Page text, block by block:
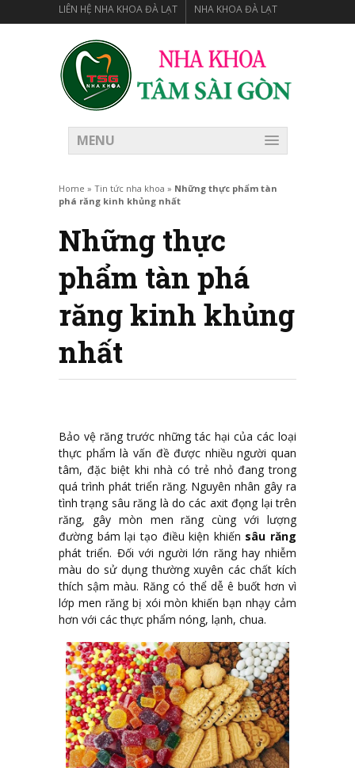
LIÊN HỆ NHA KHOA ĐÀ LẠT NHA KHOA ĐÀ LẠT
MENU
Home » Tin tức nha khoa » Những thực phẩm tàn
phá răng kinh khủng nhất
Những thực
phẩm tàn phá
răng kinh khủng
nhất
Bảo vệ răng trước những tác hại của các loại
thực phẩm là vấn đề được nhiều người quan
tâm, đặc biệt khi nhà có trẻ nhỏ đang trong
quá trình phát triển răng. Nguyên nhân gây ra
tình trạng sâu răng là do các axit đọng lại trên
răng, gây mòn men răng cùng với lượng
đường bám lại tạo điều kiện khiến sâu răng
phát triển. Đối với người lớn răng hay nhiễm
màu do sử dụng thường xuyên các chất kích
thích sậm màu. Răng có thể dễ ê buốt hơn vì
lớp men răng bị xói mòn khiến bạn nhạy cảm
hơn với các thực phẩm nóng, lạnh, chua.